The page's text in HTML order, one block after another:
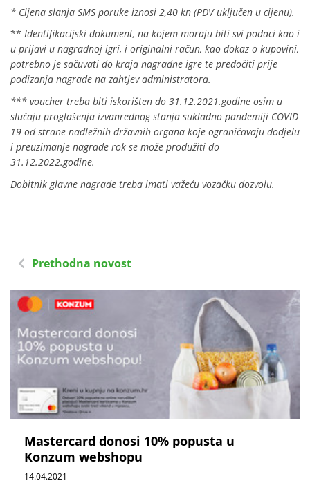
* Cijena slanja SMS poruke iznosi 2,40 kn (PDV uključen u cijenu).
** Identifikacijski dokument, na kojem moraju biti svi podaci kao i
u prijavi u nagradnoj igri, i originalni račun, kao dokaz o kupovini,
potrebno je sačuvati do kraja nagradne igre te predočiti prije
podizanja nagrade na zahtjev administratora.
*** voucher treba biti iskorišten do 31.12.2021.godine osim u
slučaju proglašenja izvanrednog stanja sukladno pandemiji COVID
19 od strane nadležnih državnih organa koje ograničavaju dodjelu
i preuzimanje nagrade rok se može produžiti do
31.12.2022.godine.
Dobitnik glavne nagrade treba imati važeću vozačku dozvolu.
Prethodna novost
Mastercard donosi 10% popusta u
Konzum webshopu
14.04.2021